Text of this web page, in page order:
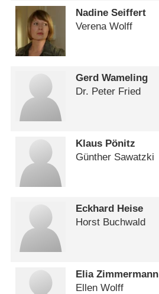
Nadine Seiffert
Verena Wolff
Gerd Wameling
Dr. Peter Fried
Klaus Pönitz
Günther Sawatzki
Eckhard Heise
Horst Buchwald
Elia Zimmermann
Ellen Wolff